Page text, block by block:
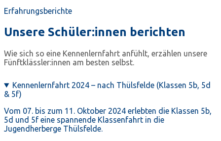
Erfahrungsberichte
Unsere Schüler:innen berichten
Wie sich so eine Kennenlernfahrt anfühlt, erzählen unsere
Fünftklässler:innen am besten selbst.
Kennenlernfahrt 2024 – nach Thülsfelde (Klassen 5b, 5d
& 5f)
Vom 07. bis zum 11. Oktober 2024 erlebten die Klassen 5b,
5d und 5f eine spannende Klassenfahrt in die
Jugendherberge Thülsfelde.